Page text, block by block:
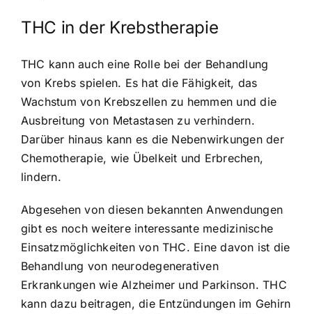
THC in der Krebstherapie
THC kann auch eine Rolle bei der Behandlung
von Krebs spielen. Es hat die Fähigkeit, das
Wachstum von Krebszellen zu hemmen und die
Ausbreitung von Metastasen zu verhindern.
Darüber hinaus kann es die Nebenwirkungen der
Chemotherapie, wie Übelkeit und Erbrechen,
lindern.
Abgesehen von diesen bekannten Anwendungen
gibt es noch weitere interessante medizinische
Einsatzmöglichkeiten von THC. Eine davon ist die
Behandlung von neurodegenerativen
Erkrankungen wie Alzheimer und Parkinson. THC
kann dazu beitragen, die Entzündungen im Gehirn